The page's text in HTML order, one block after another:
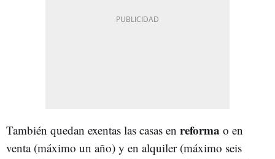
También quedan exentas las casas en reforma o en
venta (máximo un año) y en alquiler (máximo seis